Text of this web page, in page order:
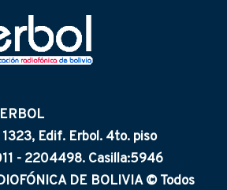
Edif. Erbol. 4to. piso
- 2204498. Casilla:5946
DE BOLIVIA © Todos